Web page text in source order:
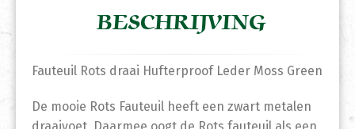
BESCHRIJVING
Fauteuil Rots draai Hufterproof Leder Moss Green
De mooie Rots Fauteuil heeft een zwart metalen